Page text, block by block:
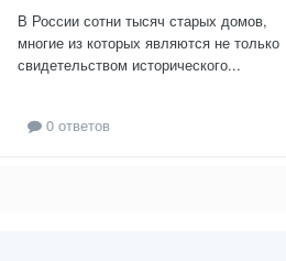
В России сотни тысяч старых домов,
многие из которых являются не только
свидетельством исторического...
0 ответов